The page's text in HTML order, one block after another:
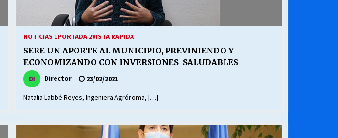
NOTICIAS 1PORTADA 2VISTA RAPIDA
SERE UN APORTE AL MUNICIPIO, PREVINIENDO Y
ECONOMIZANDO CON INVERSIONES SALUDABLES
Director 23/02/2021
Natalia Labbé Reyes, Ingeniera Agrónoma, […]